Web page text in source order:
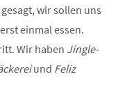
wir sollen uns
einmal essen.
Wir haben Jingle-
und Feliz